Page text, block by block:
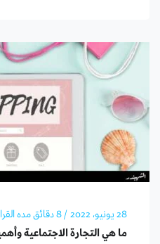
28 يونيو، 2022 / 8 دقائق مده القراءة
ما هي التجارة الاجتماعية